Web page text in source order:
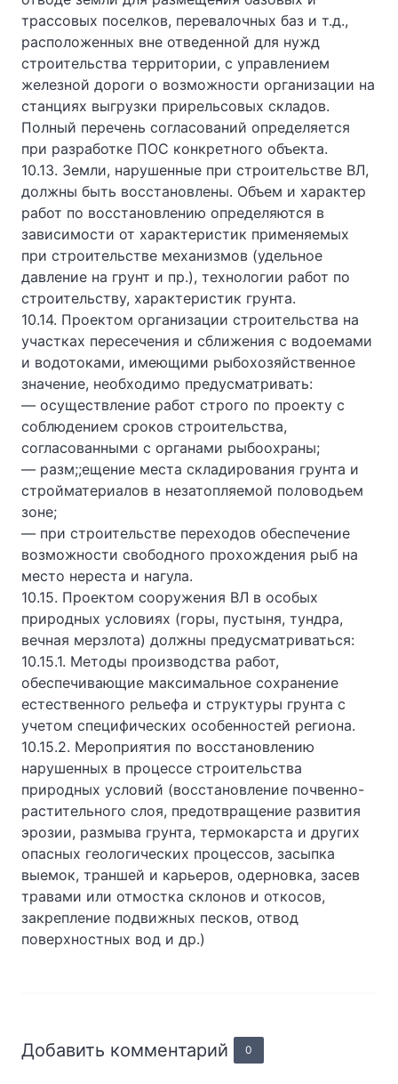
трассовых поселков, перевалочных баз и т.д.,
расположенных вне отведенной для нужд
строительства территории, с управлением
железной дороги о возможности организации на
станциях выгрузки прирельсовых складов.
Полный перечень согласований определяется
при разработке ПОС конкретного объекта.
10.13. Земли, нарушенные при строительстве ВЛ,
должны быть восстановлены. Объем и характер
работ по восстановлению определяются в
зависимости от характеристик применяемых
при строительстве механизмов (удельное
давление на грунт и пр.), технологии работ по
строительству, характеристик грунта.
10.14. Проектом организации строительства на
участках пересечения и сближения с водоемами
и водотоками, имеющими рыбохозяйственное
значение, необходимо предусматривать:
— осуществление работ строго по проекту с
соблюдением сроков строительства,
согласованными с органами рыбоохраны;
— разм;;ещение места складирования грунта и
стройматериалов в незатопляемой половодьем
зоне;
— при строительстве переходов обеспечение
возможности свободного прохождения рыб на
место нереста и нагула.
10.15. Проектом сооружения ВЛ в особых
природных условиях (горы, пустыня, тундра,
вечная мерзлота) должны предусматриваться:
10.15.1. Методы производства работ,
обеспечивающие максимальное сохранение
естественного рельефа и структуры грунта с
учетом специфических особенностей региона.
10.15.2. Мероприятия по восстановлению
нарушенных в процессе строительства
природных условий (восстановление почвенно-
растительного слоя, предотвращение развития
эрозии, размыва грунта, термокарста и других
опасных геологических процессов, засыпка
выемок, траншей и карьеров, одерновка, засев
травами или отмостка склонов и откосов,
закрепление подвижных песков, отвод
поверхностных вод и др.)
Добавить комментарий 0